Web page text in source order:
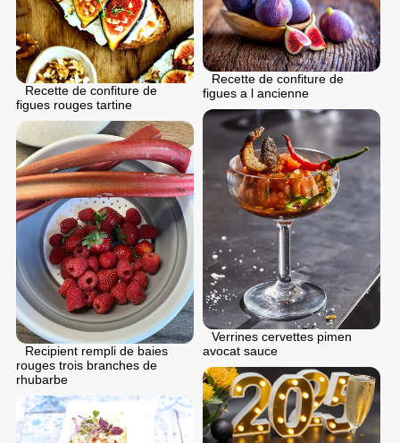
Recette de confiture de
figues rouges tartine
Recette de confiture de
figues a l ancienne
Verrines cervettes pimen
avocat sauce
Recipient rempli de baies
rouges trois branches de
rhubarbe